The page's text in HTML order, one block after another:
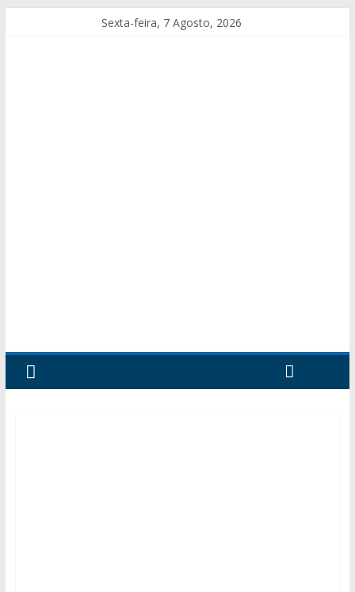
Sexta-feira, 7 Agosto, 2026